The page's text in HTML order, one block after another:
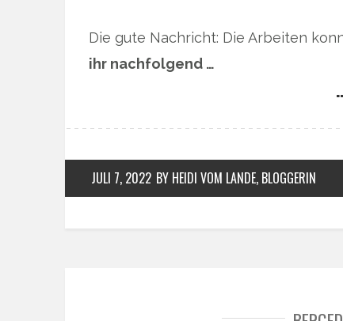
Die gute Nachricht: Die Arbeiten
ihr nachfolgend …
JULI 7, 2022 BY HEIDI VOM LANDE, BLOGGERIN